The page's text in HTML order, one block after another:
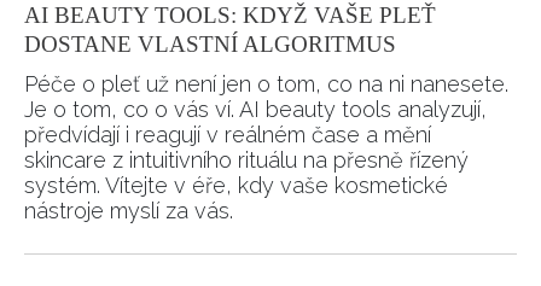
AI BEAUTY TOOLS: KDYŽ VAŠE PLEŤ
DOSTANE VLASTNÍ ALGORITMUS
Péče o pleť už není jen o tom, co na ni nanesete.
Je o tom, co o vás ví. AI beauty tools analyzují,
předvídají i reagují v reálném čase a mění
skincare z intuitivního rituálu na přesně řízený
systém. Vítejte v éře, kdy vaše kosmetické
nástroje myslí za vás.